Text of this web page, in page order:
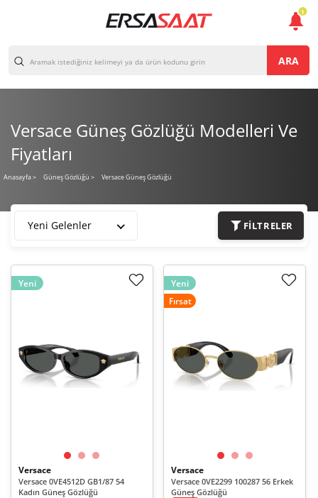
ARA
Versace Güneş Gözlüğü Modelleri Ve
Fiyatları
Anasayfa> Güneş Gözlüğü > Versace Güneş Gözlüğü
Yeni Gelenler FILTRELER
Yeni
Versace
Versace 0VE4512D GB1/87 54
Kadın Güneş Gözlüğü
Yeni
Fırsat
Versace
Versace 0VE2299 100287 56 Erkek
Güneş Gözlüğü
1